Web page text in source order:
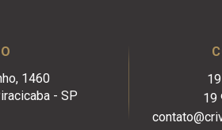
1460
- SP
19